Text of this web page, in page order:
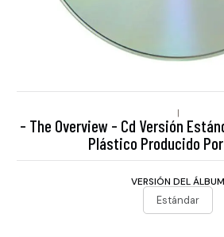
|
- The Overview - Cd Versión
Plástico Producido
VERSIÓN DEL ÁLBUM
Estándar